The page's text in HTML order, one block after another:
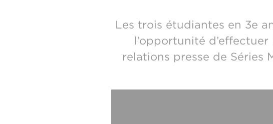
Les trois étudiantes en 3e
l’opportunité
relations presse de Séries